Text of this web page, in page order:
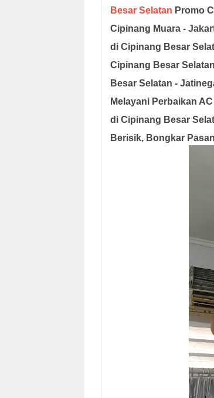
Besar Selatan Promo
Cipinang Muara -
di Cipinang Besar
Cipinang Besar
Besar Selatan -
Melayani Perbaikan
di Cipinang Besar
Berisik, Bongkar